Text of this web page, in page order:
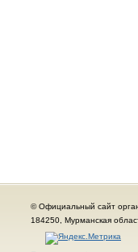
© Официальный сайт
184250, Мурманская